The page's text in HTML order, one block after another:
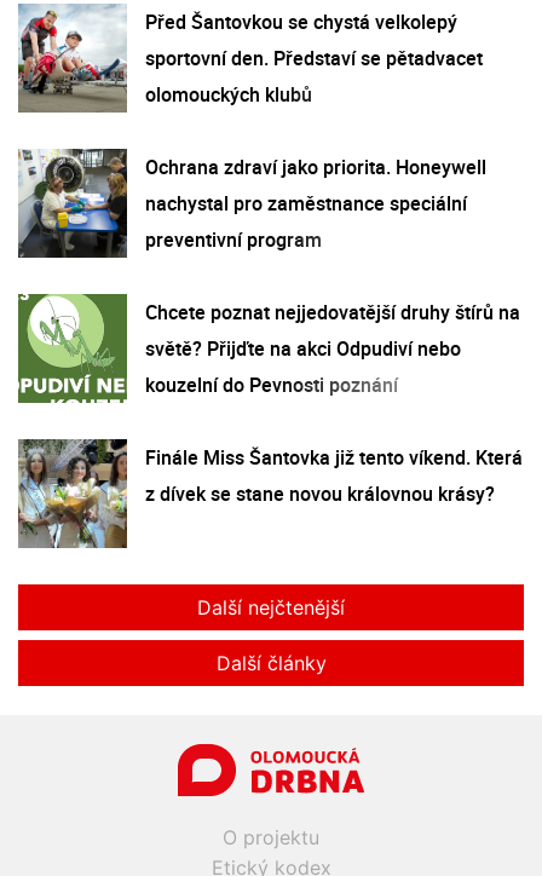
Před Šantovkou se chystá velkolepý
sportovní den. Představí se pětadvacet
olomouckých klubů
Ochrana zdraví jako priorita. Honeywell
nachystal pro zaměstnance speciální
preventivní program
Chcete poznat nejjedovatější druhy štírů na
světě? Přijďte na akci Odpudiví nebo
kouzelní do Pevnosti poznání
Finále Miss Šantovka již tento víkend. Která
z dívek se stane novou královnou krásy?
Další nejčtenější
Další články
O projektu
Etický kodex